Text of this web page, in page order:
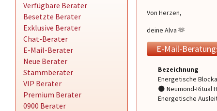
Verfügbare Berater
Besetzte Berater
Exklusive Berater
Chat-Berater
E-Mail-Berater
Neue Berater
Stammberater
VIP Berater
Premium Berater
0900 Berater
Von Herzen,
deine Alva 🫶
E-Mail-
Bezeichnung
Energetische
🌑 Neumond-Ritual
Energetische